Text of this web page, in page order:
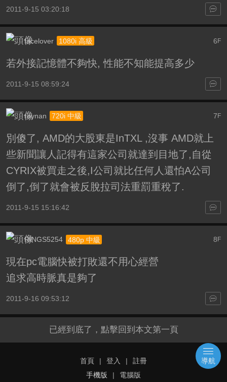
2011-9-15 03:20:18
6 F
facelover 1080i 高級
若外接記憶體不夠快, 性能不知能提高多少
2011-9-15 08:59:24
7 F
roynan 720i 中級
別傻了, AMD的大股東是InTXL ,沒事 AMD就上
些新聞讓人記得有這家公司就達到目地了,自從
CYRIX被買走之後,I公司就比任何人還怕A公司
倒了,倒了就會被反脫拉司法重罰重稅了.
2011-9-15 15:16:42
8 F
RINGS5254 480p 中級
現在pc電腦快被打敗還不用心經營
追求高時脈真是夠了
2011-9-16 09:53:12
已經到底了，點擊回到本文第一頁
首頁 | 登入 |
註冊
手機版
| 電腦版
導航